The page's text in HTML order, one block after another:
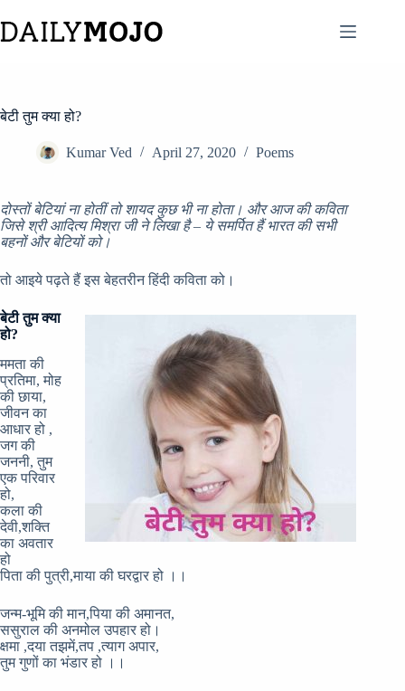
to
content
बेटी तुम क्या हो?
Kumar Ved April 27, 2020 Poems
दोस्तों बेटियां ना होतीं तो शायद कुछ भी ना होता। और आज की कविता
जिसे श्री आदित्य मिश्रा जी ने लिखा है – ये समर्पित हैं भारत की सभी
बहनों और बेटियों को।
तो आइये पढ़ते हैं इस बेहतरीन हिंदी कविता को।
बेटी तुम क्या
हो?
ममता की
प्रतिमा, मोह
की छाया,
जीवन का
आधार हो ,
जग की
जननी, तुम
एक परिवार
हो,
कला की
देवी,शक्ति
का अवतार
हो
पिता की पुत्री,माया की घरद्वार हो ।।
जन्म-भूमि की मान,पिया की अमानत,
ससुराल की अनमोल उपहार हो।
क्षमा ,दया तझमें,तप ,त्याग अपार,
तुम गुणों का भंडार हो ।।